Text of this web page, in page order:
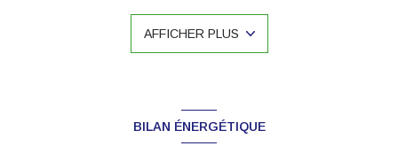
dressing, un salon télévision ou bureau,un wc. A l'étage vous
disposez de 3 chambres avec terrasses, une salle de bain et
une salle d'eau. Au niveau -1 de la maison un sous sol complet
complètent ce niveau. DPE 2025 :C.Les informations sur les
risques auxquels ce bien est exposé sont disponibles sur le site
AFFICHER PLUS
BILAN ÉNERGÉTIQUE